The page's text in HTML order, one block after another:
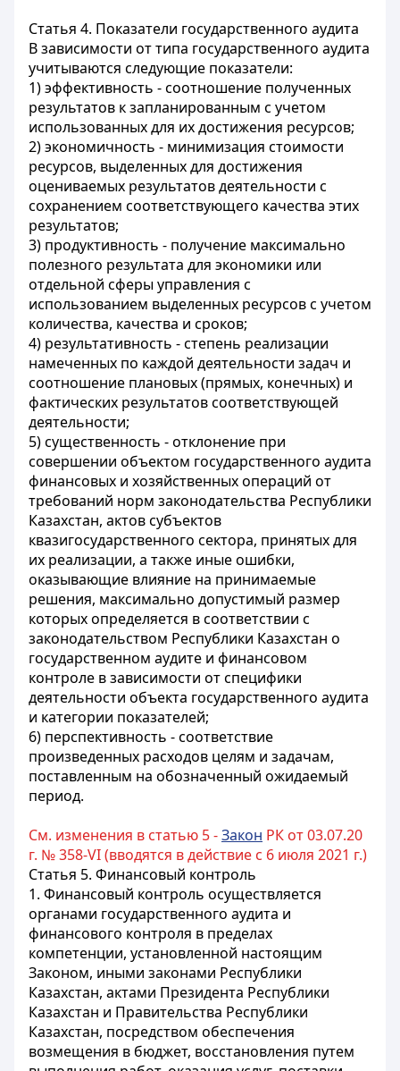
Статья 4. Показатели государственного аудита
В зависимости от типа государственного аудита
учитываются следующие показатели:
1) эффективность - соотношение полученных
результатов к запланированным с учетом
использованных для их достижения ресурсов;
2) экономичность - минимизация стоимости
ресурсов, выделенных для достижения
оцениваемых результатов деятельности с
сохранением соответствующего качества этих
результатов;
3) продуктивность - получение максимально
полезного результата для экономики или
отдельной сферы управления с
использованием выделенных ресурсов с учетом
количества, качества и сроков;
4) результативность - степень реализации
намеченных по каждой деятельности задач и
соотношение плановых (прямых, конечных) и
фактических результатов соответствующей
деятельности;
5) существенность - отклонение при
совершении объектом государственного аудита
финансовых и хозяйственных операций от
требований норм законодательства Республики
Казахстан, актов субъектов
квазигосударственного сектора, принятых для
их реализации, а также иные ошибки,
оказывающие влияние на принимаемые
решения, максимально допустимый размер
которых определяется в соответствии с
законодательством Республики Казахстан о
государственном аудите и финансовом
контроле в зависимости от специфики
деятельности объекта государственного аудита
и категории показателей;
6) перспективность - соответствие
произведенных расходов целям и задачам,
поставленным на обозначенный ожидаемый
период.
См. изменения в статью 5 -Закон РК от 03.07.20
г. № 358-VI (вводятся в действие с 6 июля 2021 г.)
Статья 5. Финансовый контроль
1. Финансовый контроль осуществляется
органами государственного аудита и
финансового контроля в пределах
компетенции, установленной настоящим
Законом, иными законами Республики
Казахстан, актами Президента Республики
Казахстан и Правительства Республики
Казахстан, посредством обеспечения
возмещения в бюджет, восстановления путем